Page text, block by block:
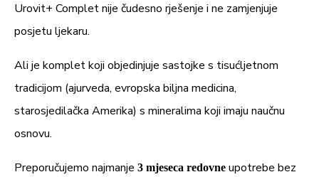
Urovit+ Complet nije čudesno rješenje i ne zamjenjuje
posjetu ljekaru.
Ali je komplet koji objedinjuje sastojke s tisućljetnom
tradicijom (ajurveda, evropska biljna medicina,
starosjedilačka Amerika) s mineralima koji imaju naučnu
osnovu.
Preporučujemo najmanje 3 mjeseca redovne upotrebe bez